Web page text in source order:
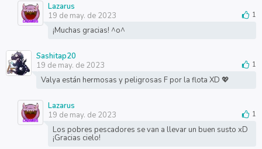
Lazarus
19 de may. de 2023
1
¡Muchas gracias! ^o^
Sashitap20
19 de may. de 2023
1
Valya están hermosas y peligrosas F por la flota XD 💖
Lazarus
19 de may. de 2023
1
Los pobres pescadores se van a llevar un buen susto xD
¡Gracias cielo!